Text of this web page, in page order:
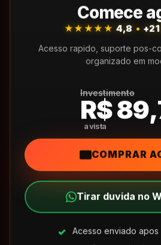
Comece
★★★★★4,8 •
Acesso rapido, suporte pos-
organizado em
Investimento
R$
COMPRAR
Tirar duvida no
Acesso enviado apos